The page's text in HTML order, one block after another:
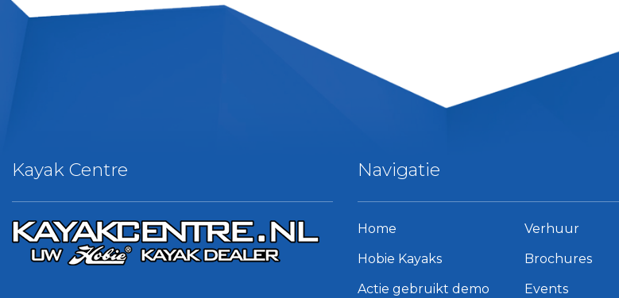
Kayak Centre Navigatie
Home
Hobie Kayaks
Actie gebruikt demo
Verhuur
Brochures
Events